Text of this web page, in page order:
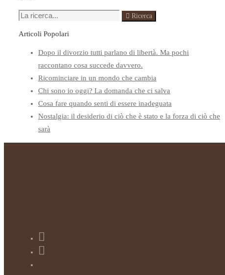
Ricerca
Articoli Popolari
Dopo il divorzio tutti parlano di libertà. Ma pochi
raccontano cosa succede davvero.
Ricominciare in un mondo che cambia
Chi sono io oggi? La domanda che ci salva
Cosa fare quando senti di essere inadeguata
Nostalgia: il desiderio di ciò che è stato e la forza di ciò che
sarà